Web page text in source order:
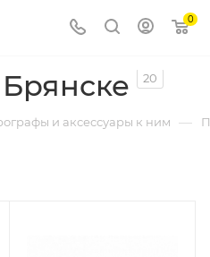
0
20
и аксессуары к ним —